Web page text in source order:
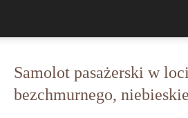
Samolot pasażerski w
bezchmurnego,